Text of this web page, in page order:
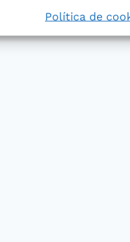
Política de